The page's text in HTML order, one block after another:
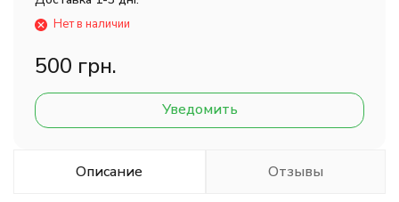
Нет в наличии
500 грн.
Уведомить
Описание Отзывы